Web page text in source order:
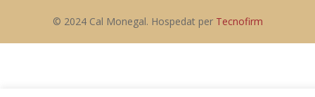
© 2024 Cal Monegal. Hospedat per Tecnofirm